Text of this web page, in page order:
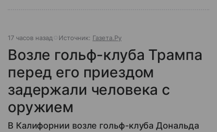
17 часов назад Источник: Газета.Ру
Возле гольф-клуба Трампа
перед его приездом
задержали человека с
оружием
В Калифорнии возле гольф-клуба Дональда